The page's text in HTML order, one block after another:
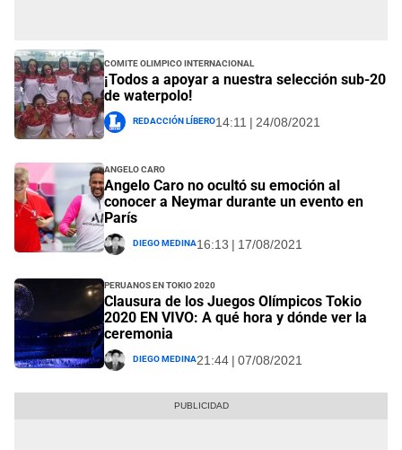
Comite Olimpico Internacional
¡Todos a apoyar a nuestra selección sub-20
de waterpolo!
Redacción Líbero14:11 | 24/08/2021
Angelo Caro
Angelo Caro no ocultó su emoción al
conocer a Neymar durante un evento en
París
Diego Medina16:13 | 17/08/2021
Peruanos en Tokio 2020
Clausura de los Juegos Olímpicos Tokio
2020 EN VIVO: A qué hora y dónde ver la
ceremonia
Diego Medina21:44 | 07/08/2021